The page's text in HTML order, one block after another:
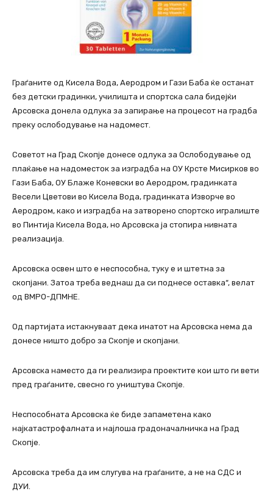
Граѓаните од Кисела Вода, Аеродром и Гази Баба ќе останат
без детски градинки, училишта и спортска сала бидејќи
Арсовска донела одлука за запирање на процесот на градба
преку ослободување на надомест.
Советот на Град Скопје донесе одлука за Ослободување од
плаќање на надоместок за изградба на ОУ Крсте Мисирков во
Гази Баба, ОУ Блаже Коневски во Аеродром, градинката
Весели Цветови во Кисела Вода, градинката Изворче во
Аеродром, како и изградба на затворено спортско игралиште
во Пинтија Кисела Вода, но Арсовска ја стопира нивната
реализација.
Арсовска освен што е неспособна, туку е и штетна за
скопјани. Затоа треба веднаш да си поднесе оставка“, велат
од ВМРО-ДПМНЕ.
Од партијата истакнуваат дека инатот на Арсовска нема да
донесе ништо добро за Скопје и скопјани.
Арсовска наместо да ги реализира проектите кои што ги вети
пред граѓаните, свесно го уништува Скопје.
Неспособната Арсовска ќе биде запаметена како
најкатастрофалната и најлоша градоначалничка на Град
Скопје.
Арсовска треба да им слугува на граѓаните, а не на СДС и
ДУИ.